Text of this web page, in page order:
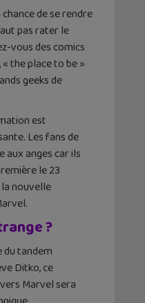
de se rendre
pas rater le
vous des comics
the place to be »
geeks de
est
Les fans de
aux anges car ils
le 23
nouvelle
?
du tandem
Ditko, ce
Marvel sera